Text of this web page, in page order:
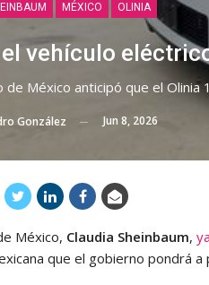
MÉXICO OLINIA
vehículo
de México anticipó que el
González Jun 8, 2026
México, Claudia Sheinbaum,
que el gobierno pondrá a